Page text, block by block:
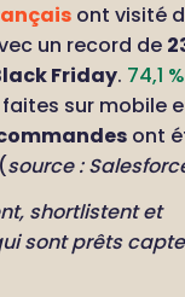
ont visité
un record de
Friday. 74,1 %
sur mobile
ont
source :
shortlistent et
sont prêts